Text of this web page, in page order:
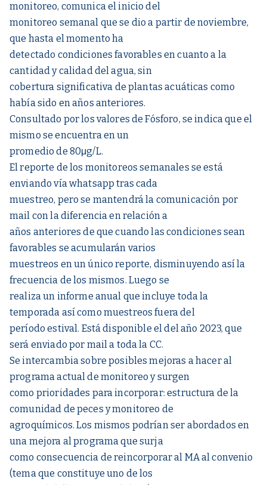
monitoreo, comunica el inicio del
monitoreo semanal que se dio a partir de noviembre,
que hasta el momento ha
detectado condiciones favorables en cuanto a la
cantidad y calidad del agua, sin
cobertura significativa de plantas acuáticas como
había sido en años anteriores.
Consultado por los valores de Fósforo, se indica que el
mismo se encuentra en un
promedio de 80μg/L.
El reporte de los monitoreos semanales se está
enviando vía whatsapp tras cada
muestreo, pero se mantendrá la comunicación por
mail con la diferencia en relación a
años anteriores de que cuando las condiciones sean
favorables se acumularán varios
muestreos en un único reporte, disminuyendo así la
frecuencia de los mismos. Luego se
realiza un informe anual que incluye toda la
temporada así como muestreos fuera del
período estival. Está disponible el del año 2023, que
será enviado por mail a toda la CC.
Se intercambia sobre posibles mejoras a hacer al
programa actual de monitoreo y surgen
como prioridades para incorporar: estructura de la
comunidad de peces y monitoreo de
agroquímicos. Los mismos podrían ser abordados en
una mejora al programa que surja
como consecuencia de reincorporar al MA al convenio
(tema que constituye uno de los